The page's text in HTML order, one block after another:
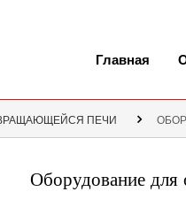
Главная
ПЕЧИ
Оборудование